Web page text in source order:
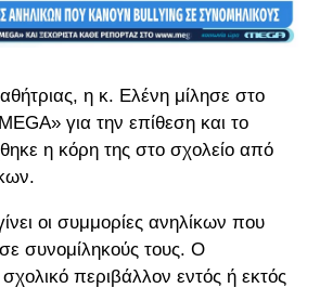
η κ. Ελένη μίλησε στο
για την επίθεση και το
η κόρη της στο σχολείο από
οι συμμορίες ανηλίκων που
συνομίληκούς τους. Ο
περιβάλλον εντός ή εκτός